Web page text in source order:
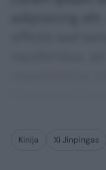
Kinija Xi Jinpingas